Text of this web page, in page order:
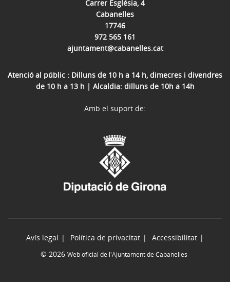
Carrer Església, 4
Cabanelles
17746
972 565 161
ajuntament@cabanelles.cat
Atenció al públic : Dilluns de 10 h a 14 h, dimecres i divendres
de 10 h a 13 h | Alcaldia: dilluns de 10h a 14h
Avís legal Política de privacitat
Accessibilitat
© 2026 Web oficial de l'Ajuntament de Cabanelles
Amb el suport de: